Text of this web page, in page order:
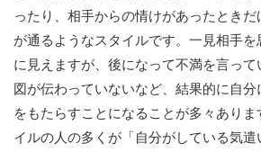
ったり、相手からの情けがあったとき
が通るようなスタイルです。一見相手を
に見えますが、後になって不満を言っ
図が伝わっていないなど、結果的に自
をもたらすことになることが多々あり
イルの人の多くが「自分がしている気遣